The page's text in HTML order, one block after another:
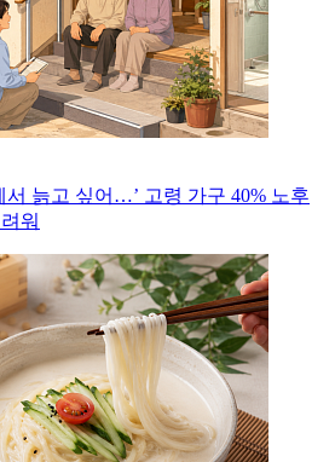
서 늙고 싶어…’ 고령 가구 40% 노후
워